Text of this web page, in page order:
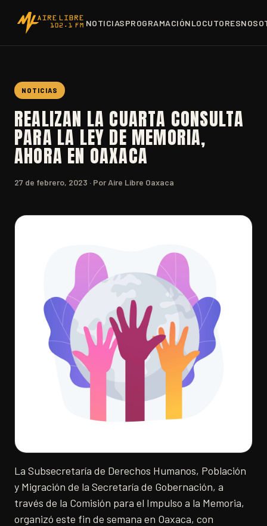
NOTICIASPROGRAMACIÓNLOCUTORES
NOTICIAS
REALIZAN LA CUARTA CONSULTA
PARA LA LEY DE MEMORIA,
AHORA EN OAXACA
27 de febrero, 2023 · Por Aire Libre Oaxaca
La Subsecretaría de Derechos Humanos, Población
y Migración de la Secretaría de Gobernación, a
través de la Comisión para el Impulso a la Memoria,
organizó este fin de semana en Oaxaca, con